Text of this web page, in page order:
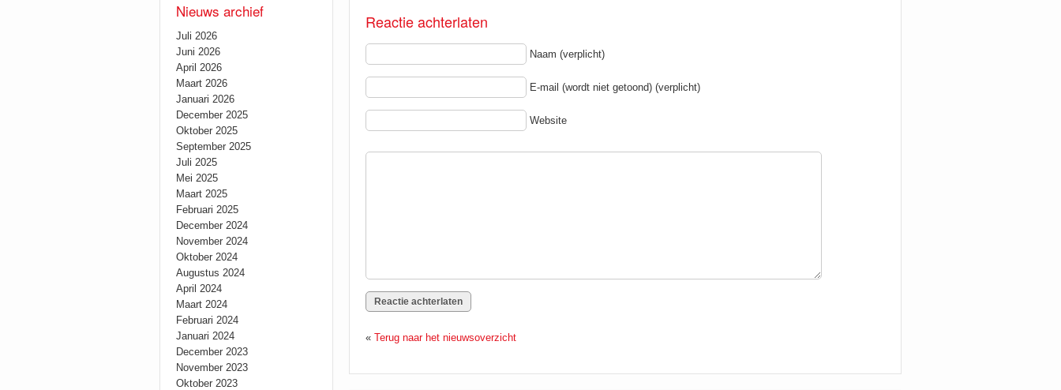
Reactie achterlaten
Naam (verplicht)
E-mail (wordt niet getoond) (verplicht)
Website
« Terug naar het nieuwsoverzicht
Nieuws archief
Juli 2026
Juni 2026
April 2026
Maart 2026
Januari 2026
December 2025
Oktober 2025
September 2025
Juli 2025
Mei 2025
Maart 2025
Februari 2025
December 2024
November 2024
Oktober 2024
Augustus 2024
April 2024
Maart 2024
Februari 2024
Januari 2024
December 2023
November 2023
Oktober 2023